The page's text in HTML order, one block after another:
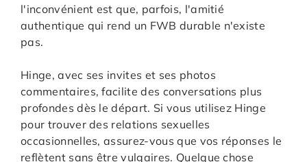
l'inconvénient est que, parfois, l'amitié
authentique qui rend un FWB durable n'existe
pas.
Hinge, avec ses invites et ses photos
commentaires, facilite des conversations plus
profondes dès le départ. Si vous utilisez Hinge
pour trouver des relations sexuelles
occasionnelles, assurez-vous que vos réponses le
reflètent sans être vulgaires. Quelque chose